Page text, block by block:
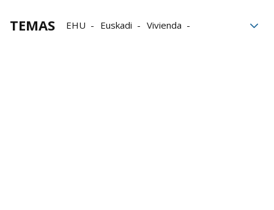
TEMAS EHU Euskadi
Vivienda